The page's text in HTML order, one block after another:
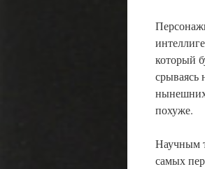
который
срываясь
нынешних
похуже.
Научным
самых